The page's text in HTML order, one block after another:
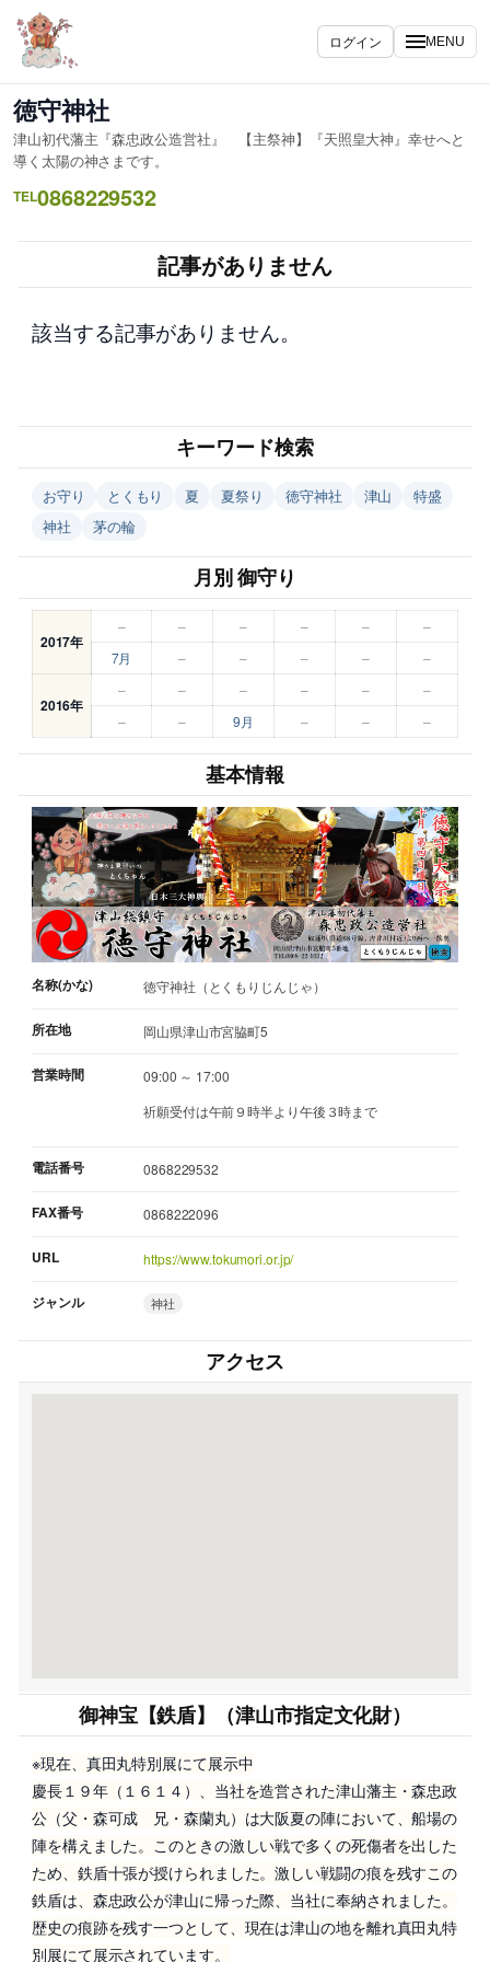
内
容
ス
キ
ッ
プ
ログイン MENU
徳守神社
津山初代藩主『森忠政公造営社』 【主祭神】『天照皇大神』幸せへと
導く太陽の神さまです。
TEL0868229532
記事がありません
該当する記事がありません。
キーワード検索
お守り とくもり 夏 夏祭り 徳守神社 津山
特盛
神社
茅の輪
月別 御守り
2017年
– – – – –
–
7月
– – – – –
2016年
– – – – –
–
–
– 9月 – – –
基本情報
名称(かな) 徳守神社（とくもりじんじゃ）
所在地 岡山県津山市宮脇町5
営業時間
09:00 ～ 17:00
祈願受付は午前９時半より午後３時まで
電話番号 0868229532
FAX番号 0868222096
URL https://www.tokumori.or.jp/
ジャンル 神社
アクセス
御神宝【鉄盾】（津山市指定文化財）
※現在、真田丸特別展にて展示中
慶長１９年（１６１４）、当社を造営された津山藩主・森忠政
公（父・森可成 兄・森蘭丸）は大阪夏の陣において、船場の
陣を構えました。このときの激しい戦で多くの死傷者を出した
ため、鉄盾十張が授けられました。激しい戦闘の痕を残すこの
鉄盾は、森忠政公が津山に帰った際、当社に奉納されました。
歴史の痕跡を残す一つとして、現在は津山の地を離れ真田丸特
別展にて展示されています。